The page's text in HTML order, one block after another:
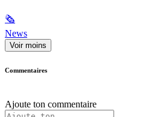
🗞
News
Voir moins
Commentaires
Ajoute ton commentaire